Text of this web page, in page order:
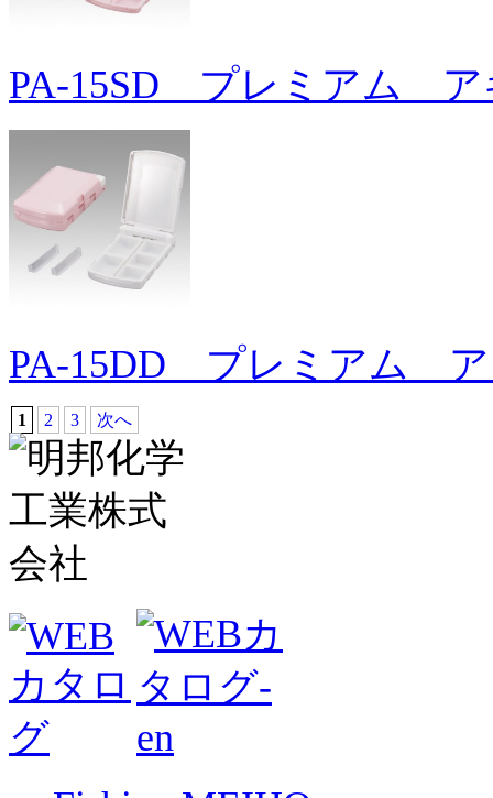
PA-15SD プレミアム ア
PA-15DD プレミアム ア
1 2 3 次へ